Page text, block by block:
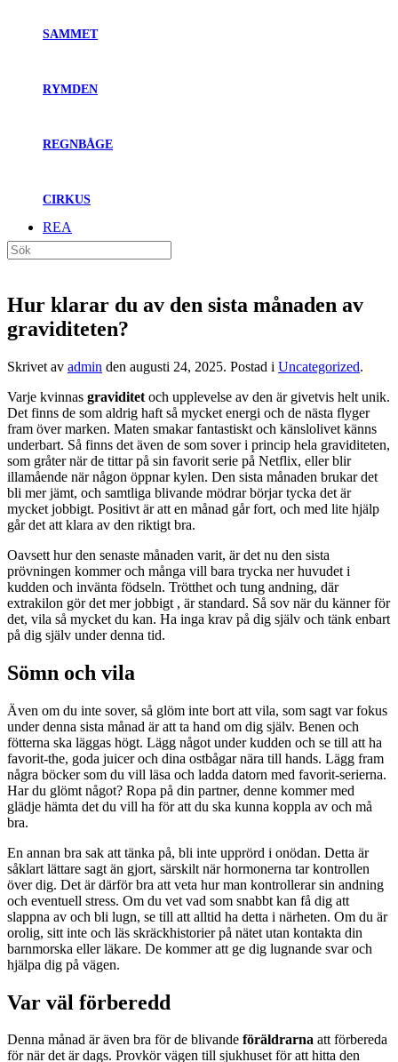
SAMMET
RYMDEN
REGNBÅGE
CIRKUS
REA
Hur klarar du av den sista månaden av
graviditeten?
Skrivet av admin den augusti 24, 2025. Postad i Uncategorized.
Varje kvinnas graviditet och upplevelse av den är givetvis helt unik.
Det finns de som aldrig haft så mycket energi och de nästa flyger
fram över marken. Maten smakar fantastiskt och känslolivet känns
underbart. Så finns det även de som sover i princip hela graviditeten,
som gråter när de tittar på sin favorit serie på Netflix, eller blir
illamående när någon öppnar kylen. Den sista månaden brukar det
bli mer jämt, och samtliga blivande mödrar börjar tycka det är
mycket jobbigt. Positivt är att en månad går fort, och med lite hjälp
går det att klara av den riktigt bra.
Oavsett hur den senaste månaden varit, är det nu den sista
prövningen kommer och många vill bara trycka ner huvudet i
kudden och invänta födseln. Trötthet och tung andning, där
extrakilon gör det mer jobbigt , är standard. Så sov när du känner för
det, vila så mycket du kan. Ha inga krav på dig själv och tänk enbart
på dig själv under denna tid.
Sömn och vila
Även om du inte sover, så glöm inte bort att vila, som sagt var fokus
under denna sista månad är att ta hand om dig själv. Benen och
fötterna ska läggas högt. Lägg något under kudden och se till att ha
favorit-the, goda juicer och dina ostbågar nära till hands. Lägg fram
några böcker som du vill läsa och ladda datorn med favorit-serierna.
Har du glömt något? Ropa på din partner, denne kommer med
glädje hämta det du vill ha för att du ska kunna koppla av och må
bra.
En annan bra sak att tänka på, bli inte upprörd i onödan. Detta är
såklart lättare sagt än gjort, särskilt när hormonerna tar kontrollen
över dig. Det är därför bra att veta hur man kontrollerar sin andning
och eventuell stress. Om du vet vad som snabbt kan få dig att
slappna av och bli lugn, se till att alltid ha detta i närheten. Om du är
orolig, sitt inte och läs skräckhistorier på nätet utan kontakta din
barnmorska eller läkare. De kommer att ge dig lugnande svar och
hjälpa dig på vägen.
Var väl förberedd
Denna månad är även bra för de blivande föräldrarna att förbereda
för när det är dags. Provkör vägen till sjukhuset för att hitta den